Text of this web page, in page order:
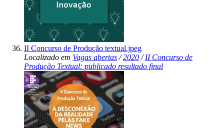
II Concurso de Produção textual.jpeg
Localizado em Vagas abertas /2020 /II Concurso de
Produção Textual: publicado resultado final